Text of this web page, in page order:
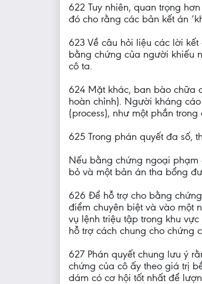
622 Tuy nhiên, quan trọng
đó cho rằng các bản kết án
623 Về câu hỏi liệu các lời
bằng chứng của người khiếu
cô ta.
624 Mặt khác, ban bào chữa
hoàn chỉnh). Người kháng
(process), như một phần
625 Trong phán quyết đa số,
Nếu bằng chứng ngoại
bỏ và một bản án tha bổng
626 Để hỗ trợ cho bằng
điểm chuyên biệt và vào một
vụ lệnh triệu tập trong khu
hỗ trợ cách chung cho chứng
627 Phán quyết chung lưu ý
chứng của cô ấy theo giá trị
dám có cơ hội tốt nhất để